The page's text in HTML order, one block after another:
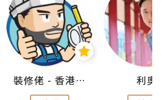
裝修佬 - 香港一站式網上裝修平台 利奧